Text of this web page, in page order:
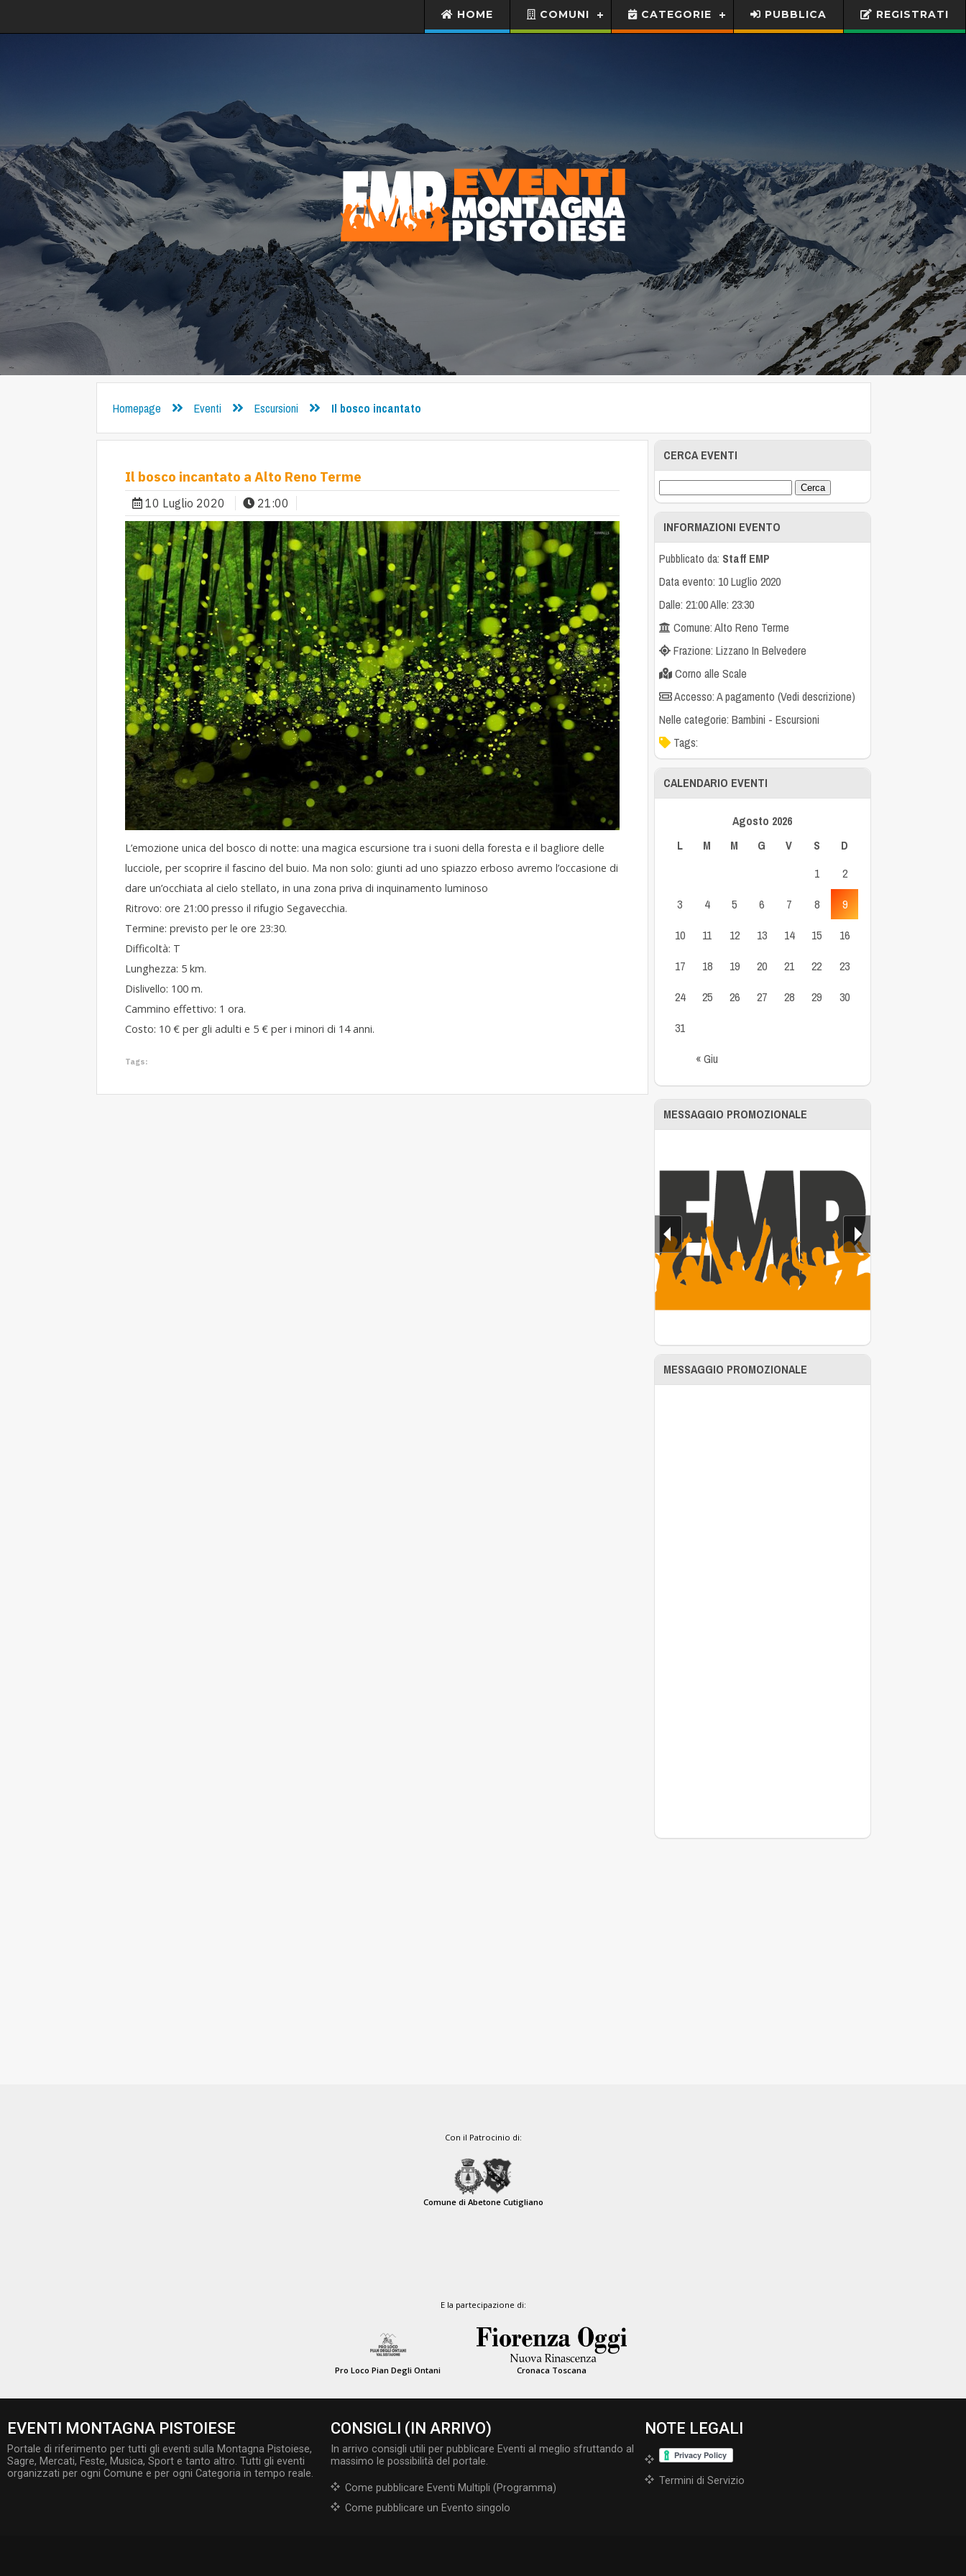
HOME COMUNI CATEGORIE PUBBLICA REGISTRATI
Homepage Eventi Escursioni Il bosco incantato
Il bosco incantato a Alto Reno Terme
10 Luglio 2020 21:00
L’emozione unica del bosco di notte: una magica escursione tra i suoni della foresta e il bagliore delle
lucciole, per scoprire il fascino del buio. Ma non solo: giunti ad uno spiazzo erboso avremo l’occasione di
dare un’occhiata al cielo stellato, in una zona priva di inquinamento luminoso
Ritrovo: ore 21:00 presso il rifugio Segavecchia.
Termine: previsto per le ore 23:30.
Difficoltà: T
Lunghezza: 5 km.
Dislivello: 100 m.
Cammino effettivo: 1 ora.
Costo: 10 € per gli adulti e 5 € per i minori di 14 anni.
Tags:
CERCA EVENTI
INFORMAZIONI EVENTO
Pubblicato da: Staff EMP
Data evento: 10 Luglio 2020
Dalle: 21:00 Alle: 23:30
Comune: Alto Reno Terme
Frazione: Lizzano In Belvedere
Corno alle Scale
Accesso: A pagamento (Vedi descrizione)
Nelle categorie:Bambini -Escursioni
Tags:
CALENDARIO EVENTI
Agosto 2026
L
M M G V S D
« Giu
1
2
3
4 5 6 7 8
9
10
11 12 13 14 15
16
17
18 19 20 21 22
23
24
25 26 27 28 29
30
31
MESSAGGIO PROMOZIONALE
MESSAGGIO PROMOZIONALE
Con il Patrocinio di:
Comune di Abetone Cutigliano
E la partecipazione di:
Pro Loco Pian Degli Ontani Cronaca Toscana
EVENTI MONTAGNA PISTOIESE
Portale di riferimento per tutti gli eventi sulla Montagna Pistoiese,
Sagre, Mercati, Feste, Musica, Sport e tanto altro. Tutti gli eventi
organizzati per ogni Comune e per ogni Categoria in tempo reale.
CONSIGLI (IN ARRIVO)
In arrivo consigli utili per pubblicare Eventi al meglio sfruttando al
massimo le possibilità del portale.
Come pubblicare Eventi Multipli (Programma)
Come pubblicare un Evento singolo
NOTE LEGALI
Termini di Servizio